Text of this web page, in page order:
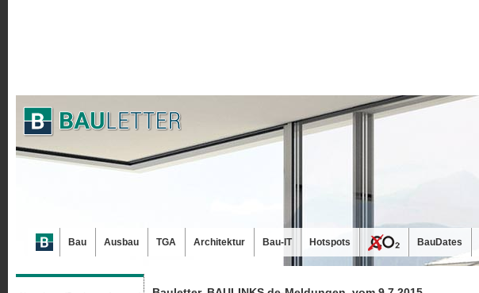
Bau Ausbau TGA Architektur Bau-IT Hotspots BauDates